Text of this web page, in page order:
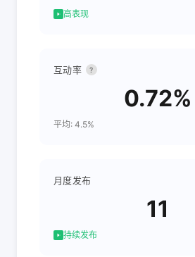
高表现
互动率 ?
0.72%
平均: 4.5%
月度发布
11
持续发布